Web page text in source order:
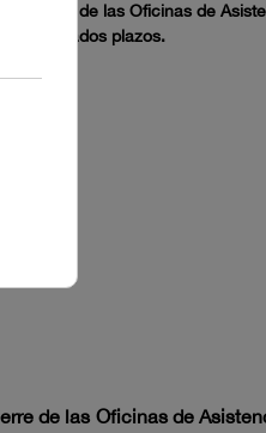
cierre de las Oficinas de
plazos.
de las Oficinas de